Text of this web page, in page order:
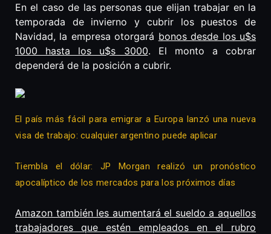
En el caso de las personas que elijan trabajar en la
temporada de invierno y cubrir los puestos de
Navidad, la empresa otorgará bonos desde los u$s
1000 hasta los u$s 3000. El monto a cobrar
dependerá de la posición a cubrir.
El país más fácil para emigrar a Europa lanzó una nueva
visa de trabajo: cualquier argentino puede aplicar
Tiembla el dólar: JP Morgan realizó un pronóstico
apocalíptico de los mercados para los próximos días
Amazon también les aumentará el sueldo a aquellos
trabajadores que estén empleados en el rubro